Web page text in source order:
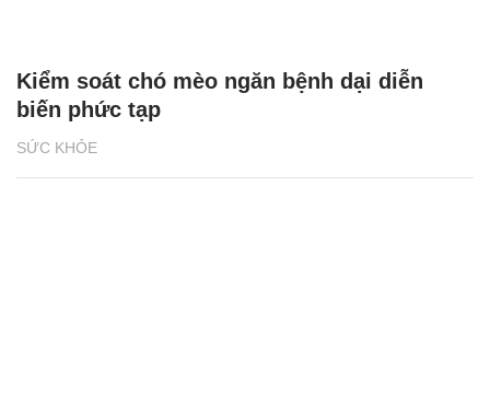
SỨC KHỎE
Kiểm soát chó mèo ngăn bệnh dại diễn
biến phức tạp